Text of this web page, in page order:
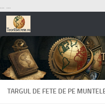
... ...
Skip to content
TARGUL DE FETE DE PE